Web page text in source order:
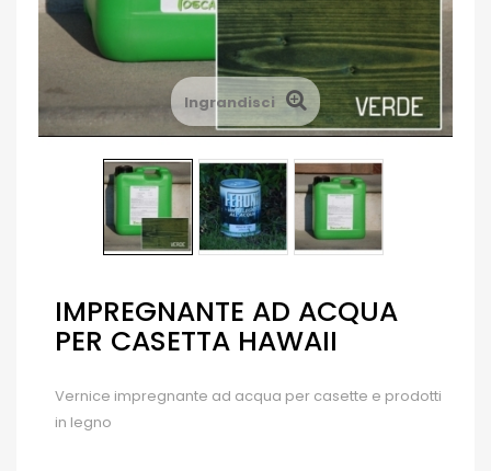
Ingrandisci
IMPREGNANTE AD ACQUA
PER CASETTA HAWAII
Vernice impregnante ad acqua per casette e prodotti
in legno